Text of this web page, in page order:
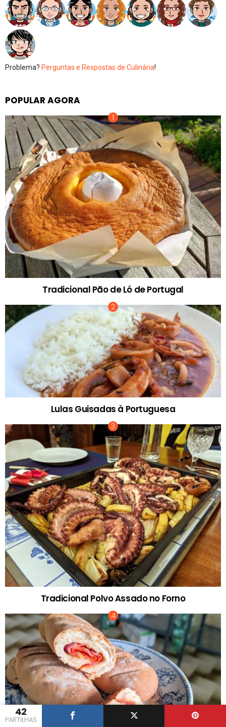
42
PARTILHAS
Problema? Perguntas e Respostas de Culinária!
POPULAR AGORA
Tradicional Pão de Ló de Portugal
Lulas Guisadas à Portuguesa
Tradicional Polvo Assado no Forno